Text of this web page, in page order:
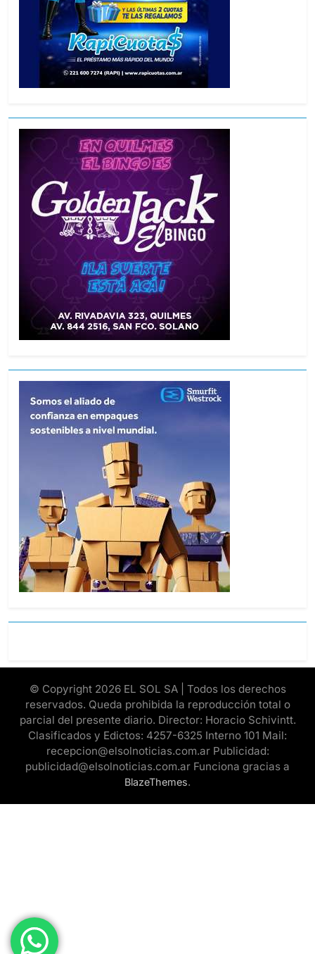
© Copyright 2026 EL SOL SA | Todos los derechos
reservados. Queda prohibida la reproducción total o
parcial del presente diario. Director: Horacio Schivintt.
Clasificados y Edictos: 4257-6325 Interno 101 Mail:
recepcion@elsolnoticias.com.ar Publicidad:
publicidad@elsolnoticias.com.ar Funciona gracias a
BlazeThemes.